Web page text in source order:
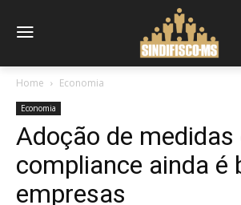
Home Economia
Economia
Adoção de medidas
compliance ainda é
empresas